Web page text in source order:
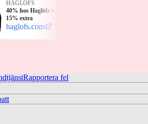
HAGLÖFS
40% hos Haglöfs rea – nu även
15% extra
haglofs.com
Rapportera fel